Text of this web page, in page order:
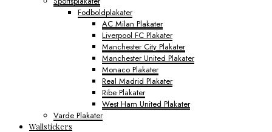
Fodboldplakater
AC Milan Plakater
Liverpool FC Plakater
Manchester City Plakater
Manchester United Plakater
Monaco Plakater
Real Madrid Plakater
Ribe Plakater
West Ham United Plakater
Varde Plakater
Wallstickers